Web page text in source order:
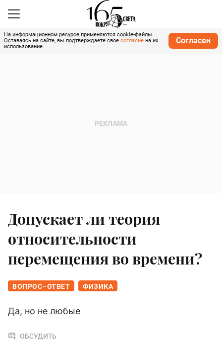
На информационном ресурсе применяются cookie-файлы.
Оставаясь на сайте, вы подтверждаете свое согласие на их
использование.
Согласен
Допускает ли теория
относительности
перемещения во времени?
ВОПРОС–ОТВЕТ ФИЗИКА
Да, но не любые
ОБСУДИТЬ